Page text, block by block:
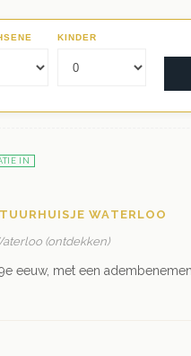
IN
WATERLOO
(ontdekken)
eeuw, met een